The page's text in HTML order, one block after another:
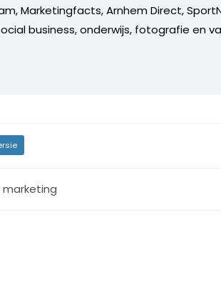
Marketingfacts, Arnhem Direct,
business, onderwijs, fotografie en